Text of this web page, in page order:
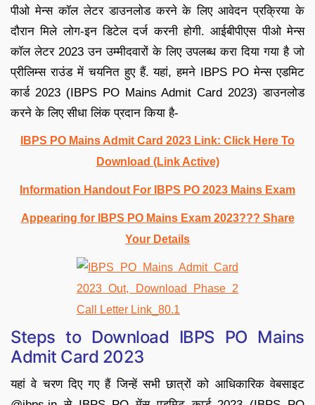
पीओ मेन्स कॉल लेटर डाउनलोड करने के लिए आवेदन प्रक्रिया के
दौरान मिले लोग-इन डिटेल दर्ज करनी होगी. आईबीपीएस पीओ मेन्स
कॉल लेटर 2023 उन उम्मीदवारों के लिए उपलब्ध करा दिया गया है जो
प्रीलिम्स राउंड में चयनित हुए हैं. यहां, हमने IBPS PO मेन्स एडमिट
कार्ड 2023 (IBPS PO Mains Admit Card 2023) डाउनलोड
करने के लिए सीधा लिंक प्रदान किया है-
IBPS PO Mains Admit Card 2023 Link: Click Here To
Download (Link Active)
Information Handout For IBPS PO 2023 Mains Exam
Appearing for IBPS PO Mains Exam 2023??? Share
Your Details
Steps to Download IBPS PO Mains
Admit Card 2023
यहां वे चरण दिए गए हैं जिन्हें सभी छात्रों को आधिकारिक वेबसाइट